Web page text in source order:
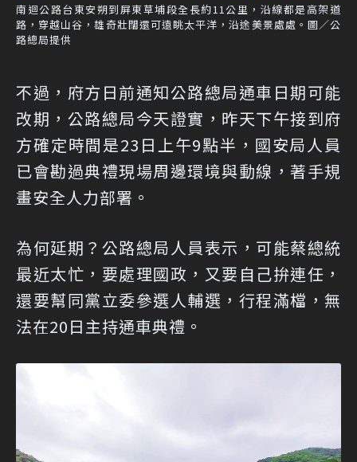
南迴公路台東安朔到屏東草埔段全長約11公里，沿線都是高架道
路，穿越山谷，雄奇壯闊還可遠眺太平洋，沿途美景處處。圖／公
路總局提供
不過，府方日前通知公路總局通車日期可能
改期，公路總局今天證實，昨天下午接到府
方確定時間是23日上午9點半，國安局人員
已會勘過典禮現場周邊環境與動線，著手規
畫安全人力部署。
為何延期？公路總局人員表示，可能蔡總統
最近太忙，要處理國政，又要自己拚連任，
還要幫同黨立委參選人輔選，行程滿檔，無
法在20日主持通車典禮。